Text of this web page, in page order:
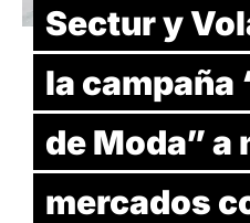
Sectur y
la campaña
de Moda” a
mercados